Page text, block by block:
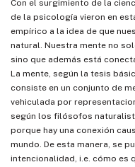
Con el surgimiento de la
de la psicología vieron en
empírico a la idea de que
natural. Nuestra mente no
sino que además está
La mente, según la tesis
consiste en un conjunto de
vehiculada por
según los filósofos
porque hay una conexión
mundo. De esta manera, se
intencionalidad, i.e. cómo es